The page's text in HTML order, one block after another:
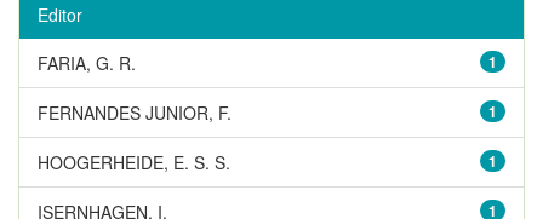
Editor
1
FARIA, G. R.
1
FERNANDES JUNIOR, F.
1
HOOGERHEIDE, E. S. S.
1
ISERNHAGEN, I.